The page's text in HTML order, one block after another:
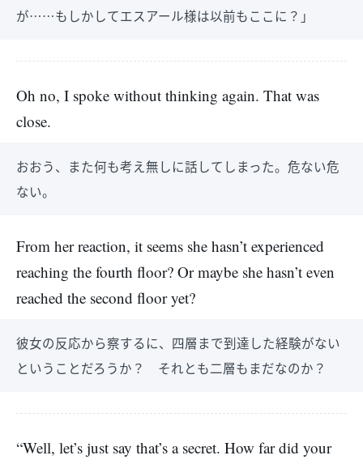
が……もしかしてエスアール様は以前もここに？」
Oh no, I spoke without thinking again. That was
close.
おおう、また何も考え無しに話してしまった。危ない危
ない。
From her reaction, it seems she hasn’t experienced
reaching the fourth floor? Or maybe she hasn’t even
reached the second floor yet?
彼女の反応から察するに、四層まで到達した経験がない
ということだろうか？ それとも二層もまだなのか？
“Well, let’s just say that’s a secret. How far did your